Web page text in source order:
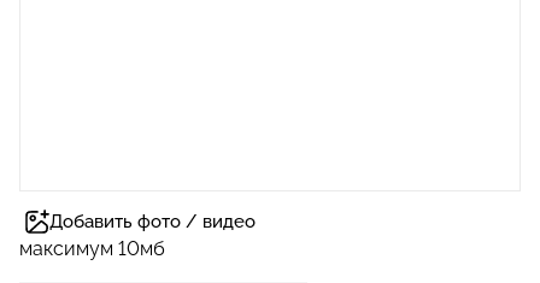
Добавить фото / видео
максимум 10мб